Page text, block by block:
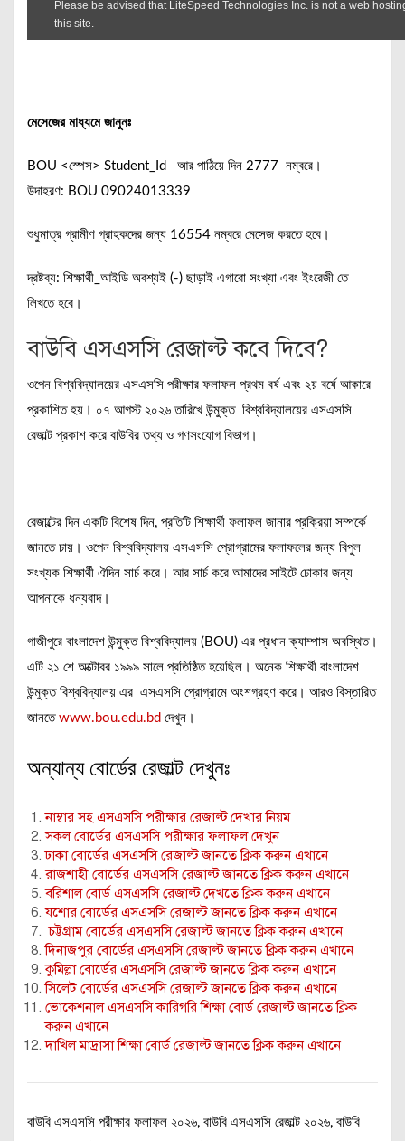
মেসেজের মাধ্যমে জানুনঃ
BOU <স্পেস> Student_Id আর পাঠিয়ে দিন 2777 নম্বরে।
উদাহরণ: BOU 09024013339
শুধুমাত্র গ্রামীণ গ্রাহকদের জন্য 16554 নম্বরে মেসেজ করতে হবে।
দ্রষ্টব্য: শিক্ষার্থী_আইডি অবশ্যই (-) ছাড়াই এগারো সংখ্যা এবং ইংরেজী তে
লিখতে হবে।
বাউবি এসএসসি রেজাল্ট কবে দিবে?
ওপেন বিশ্ববিদ্যালয়ের এসএসসি পরীক্ষার ফলাফল প্রথম বর্ষ এবং ২য় বর্ষে আকারে
প্রকাশিত হয়। ০৭ আগস্ট ২০২৬ তারিখে উন্মুক্ত বিশ্ববিদ্যালয়ের এসএসসি
রেজাল্ট প্রকাশ করে বাউবির তথ্য ও গণসংযোগ বিভাগ।
রেজাল্টের দিন একটি বিশেষ দিন, প্রতিটি শিক্ষার্থী ফলাফল জানার প্রক্রিয়া সম্পর্কে
জানতে চায়। ওপেন বিশ্ববিদ্যালয় এসএসসি প্রোগ্রামের ফলাফলের জন্য বিপুল
সংখ্যক শিক্ষার্থী ঐদিন সার্চ করে। আর সার্চ করে আমাদের সাইটে ঢোকার জন্য
আপনাকে ধন্যবাদ।
গাজীপুরে বাংলাদেশ উন্মুক্ত বিশ্ববিদ্যালয় (BOU) এর প্রধান ক্যাম্পাস অবস্থিত।
এটি ২১ শে অক্টোবর ১৯৯৯ সালে প্রতিষ্ঠিত হয়েছিল। অনেক শিক্ষার্থী বাংলাদেশ
উন্মুক্ত বিশ্ববিদ্যালয় এর এসএসসি প্রোগ্রামে অংশগ্রহণ করে। আরও বিস্তারিত
জানতেwww.bou.edu.bd দেখুন।
অন্যান্য বোর্ডের রেজাল্ট দেখুনঃ
নাম্বার সহ এসএসসি পরীক্ষার রেজাল্ট দেখার নিয়ম
সকল বোর্ডের এসএসসি পরীক্ষার ফলাফল দেখুন
ঢাকা বোর্ডের এসএসসি রেজাল্ট জানতে ক্লিক করুন এখানে
রাজশাহী বোর্ডের এসএসসি রেজাল্ট জানতে ক্লিক করুন এখানে
বরিশাল বোর্ড এসএসসি রেজাল্ট দেখতে ক্লিক করুন এখানে
যশোর বোর্ডের এসএসসি রেজাল্ট জানতে ক্লিক করুন এখানে
চট্টগ্রাম বোর্ডের এসএসসি রেজাল্ট জানতে ক্লিক করুন এখানে
দিনাজপুর বোর্ডের এসএসসি রেজাল্ট জানতে ক্লিক করুন এখানে
কুমিল্লা বোর্ডের এসএসসি রেজাল্ট জানতে ক্লিক করুন এখানে
সিলেট বোর্ডের এসএসসি রেজাল্ট জানতে ক্লিক করুন এখানে
ভোকেশনাল এসএসসি কারিগরি শিক্ষা বোর্ড রেজাল্ট জানতে ক্লিক
করুন এখানে
দাখিল মাদ্রাসা শিক্ষা বোর্ড রেজাল্ট জানতে ক্লিক করুন এখানে
বাউবি এসএসসি পরীক্ষার ফলাফল ২০২৬, বাউবি এসএসসি রেজাল্ট ২০২৬, বাউবি